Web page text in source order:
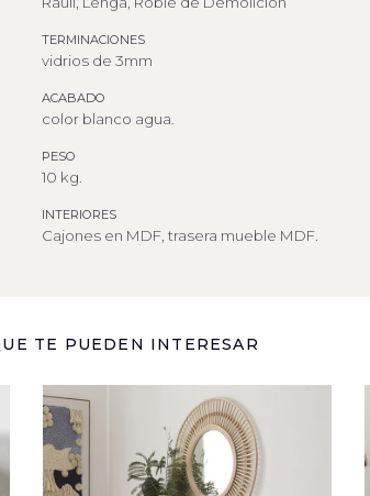
TERMINACIONES
vidrios de 3mm
ACABADO
color blanco agua.
PESO
10 kg.
INTERIORES
Cajones en MDF, trasera mueble MDF.
TE PUEDEN INTERESAR